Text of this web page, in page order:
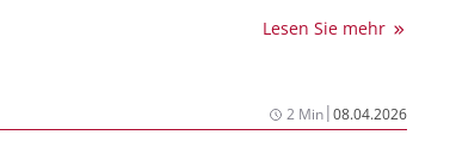
mehr die traditionell enge Partnerschaft
richtet die EBMT den Blick weiterhin auf ihre
Lesen Sie mehr
2 Min|08.04.2026